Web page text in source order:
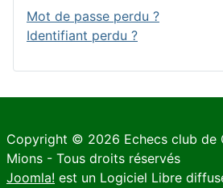
Mot de passe perdu ?
Identifiant perdu ?
Copyright © 2026 Echecs club de
Mions - Tous droits réservés
Joomla! est un Logiciel Libre